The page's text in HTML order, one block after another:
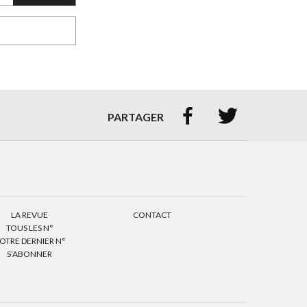
PARTAGER  
LA REVUE
TOUS LES N°
DERNIER N°
S’ABONNER
CONTACT